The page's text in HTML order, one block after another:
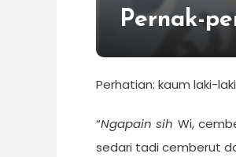
Pernak-
Perhatian: kaum laki-
“Ngapain sih Wi,
sedari tadi cemberut